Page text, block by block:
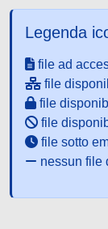
Legenda
file ad
file
file
file
file sotto
nessun file